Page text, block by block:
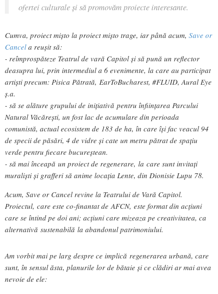
ofertei culturale și să promovăm proiecte interesante.
Cumva, proiect mișto la proiect mișto trage, iar până acum, Save or
Cancel a reușit să:
- reîmprospăteze Teatrul de vară Capitol și să pună un reflector
deasupra lui, prin intermediul a 6 evenimente, la care au participat
artiști precum: Pisica Pătrată, EarToBucharest, #FLUID, Aural Eye
ș.a.
- să se alăture grupului de inițiativă pentru înființarea Parcului
Natural Văcăreşti, un fost lac de acumulare din perioada
comunistă, actual ecosistem de 183 de ha, în care își fac veacul 94
de specii de păsări, 4 de vidre și cate un metru pătrat de spațiu
verde pentru fiecare bucureștean.
- să mai înceapă un proiect de regenerare, la care sunt invitați
muraliști și grafferi să anime locația Lente, din Dionisie Lupu 78.
Acum, Save or Cancel revine la Teatrului de Vară Capitol.
Proiectul, care este co-finantat de AFCN, este format din acțiuni
care se întind pe doi ani; acțiuni care mizeaza pe creativitatea, ca
alternativă sustenabilă la abandonul patrimoniului.
Am vorbit mai pe larg despre ce implică regenerarea urbană, care
sunt, în sensul ăsta, planurile lor de bătaie și ce clădiri ar mai avea
nevoie de ele: